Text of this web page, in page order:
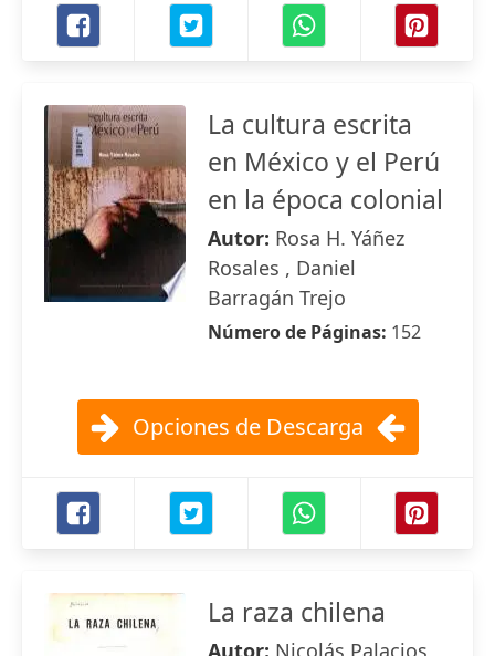
La cultura escrita
en México y el Perú
en la época colonial
Autor: Rosa H. Yáñez
Rosales , Daniel
Barragán Trejo
Número de Páginas: 152
Opciones de Descarga
La raza chilena
Autor: Nicolás Palacios